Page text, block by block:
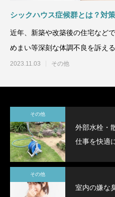
シックハウス症候群とは？対
近年、新築や改築後の住宅など
めまい等深刻な体調不良を訴え
す。その一連の症状は「
2023.11.03 その他
その他
外部水栓・
仕事を快適
その他
室内の嫌な